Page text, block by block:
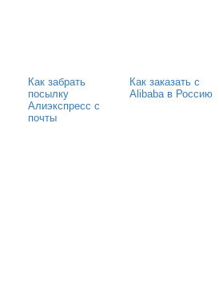
Как забрать
посылку
Алиэкспресс с
почты
Как заказать с
Alibaba в Россию